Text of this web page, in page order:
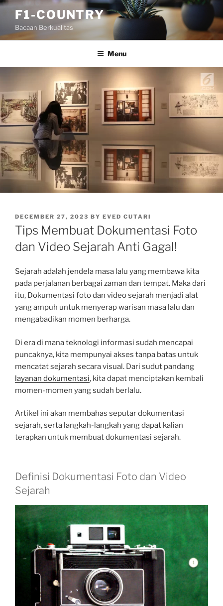
Skip
content
F1-COUNTRY
Bacaan Berkualitas
Menu
POSTED
ON
DECEMBER 27, 2023 BY EVED CUTARI
Tips Membuat Dokumentasi Foto
dan Video Sejarah Anti Gagal!
Sejarah adalah jendela masa lalu yang membawa kita
pada perjalanan berbagai zaman dan tempat. Maka dari
itu, Dokumentasi foto dan video sejarah menjadi alat
yang ampuh untuk menyerap warisan masa lalu dan
mengabadikan momen berharga.
Di era di mana teknologi informasi sudah mencapai
puncaknya, kita mempunyai akses tanpa batas untuk
mencatat sejarah secara visual. Dari sudut pandang
layanan dokumentasi, kita dapat menciptakan kembali
momen-momen yang sudah berlalu.
Artikel ini akan membahas seputar dokumentasi
sejarah, serta langkah-langkah yang dapat kalian
terapkan untuk membuat dokumentasi sejarah.
Definisi Dokumentasi Foto dan Video
Sejarah